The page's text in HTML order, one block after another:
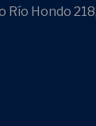
Río Hondo